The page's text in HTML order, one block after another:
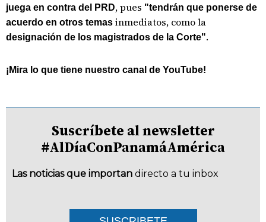
juega en contra del PRD, pues "tendrán que ponerse de
acuerdo en otros temas inmediatos, como la
designación de los magistrados de la Corte".
¡Mira lo que tiene nuestro canal de YouTube!
Suscríbete al newsletter
#AlDíaConPanamáAmérica
Las noticias que importan directo a tu inbox